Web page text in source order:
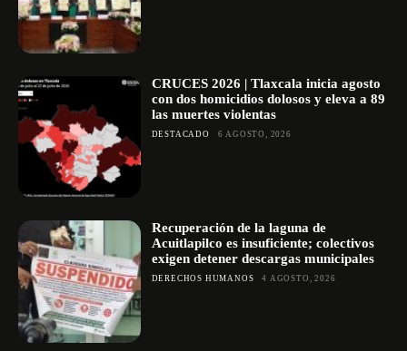
CRUCES 2026 | Tlaxcala inicia agosto
con dos homicidios dolosos y eleva a 89
las muertes violentas
DESTACADO 6 AGOSTO, 2026
Recuperación de la laguna de
Acuitlapilco es insuficiente; colectivos
exigen detener descargas municipales
DERECHOS HUMANOS 4 AGOSTO, 2026